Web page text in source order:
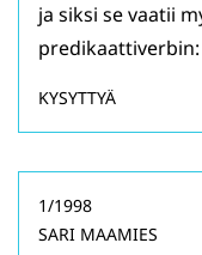
ja siksi se vaatii
KYSYTTYÄ
1/1998
SARI MAAMIES